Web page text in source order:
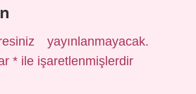
yayınlanmayacak.
* ile işaretlenmişlerdir